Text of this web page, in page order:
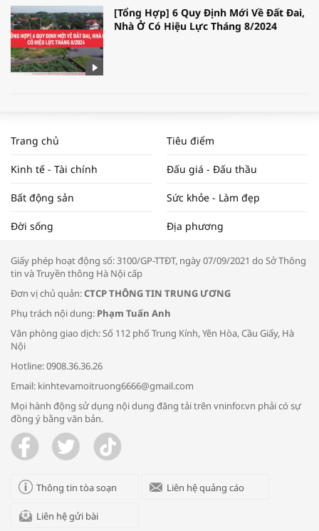
[Tổng Hợp] 6 Quy Định Mới Về Đất Đai,
Nhà Ở Có Hiệu Lực Tháng 8/2024
NAM NĂM 2024 VÀ NĂM 2025 | NHỊP
ĐẬP THỊ TRƯỜNG #62
Tọa đàm “Xúc tiến thương mại: Khơi
Bác sĩ tư vấn cách phòng tránh bệnh
đường hô hấp trong thời tiết giao mùa
Trao yêu thương cho em
Trang chủ Tiêu điểm
Kinh tế - Tài chính Đấu giá - Đấu thầu
Bất động sản Sức khỏe - Làm đẹp
Đời sống Địa phương
Giấy phép hoạt động số: 3100/GP-TTĐT, ngày 07/09/2021 do Sở Thông
tin và Truyền thông Hà Nội cấp
Đơn vị chủ quản:CTCP THÔNG TIN TRUNG ƯƠNG
Phụ trách nội dung: Phạm Tuấn Anh
Văn phòng giao dịch: Số 112 phố Trung Kính, Yên Hòa, Cầu Giấy, Hà
Nội
Hotline: 0908.36.36.26
Email: kinhtevamoitruong6666@gmail.com
Mọi hành động sử dụng nội dung đăng tải trên vninfor.vn phải có sự
đồng ý bằng văn bản.
Thông tin tòa soạn Liên hệ quảng cáo
Liên hệ gửi bài